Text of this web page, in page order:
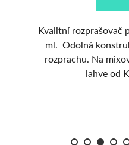
Kvalitní rozprašovač
ml. Odolná
rozprachu. Na
lahve od